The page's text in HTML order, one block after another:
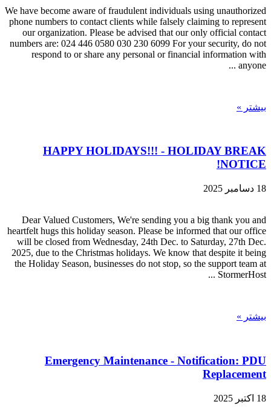
We have become aware of fraudulent individuals using unauthorized
phone numbers to contact clients while falsely claiming to represent
our organization. Please be advised that our only official contact
numbers are: 024 446 0580 030 230 6099 For your security, do not
respond to or share any personal or financial information with
anyone ...
بیشتر »
HAPPY HOLIDAYS!!! - HOLIDAY BREAK
NOTICE!
18 دسامبر 2025
Dear Valued Customers, We're sending you a big thank you and
heartfelt hugs this holiday season. Please be informed that our office
will be closed from Wednesday, 24th Dec. to Saturday, 27th Dec.
2025, due to the Christmas holidays. We know that despite it being
the Holiday Season, businesses do not stop, so the support team at
StormerHost ...
بیشتر »
Emergency Maintenance - Notification: PDU
Replacement
18 اکتبر 2025